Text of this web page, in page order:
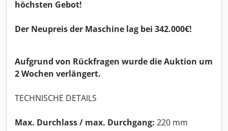
höchsten Gebot!
Der Neupreis der Maschine lag bei 342.000€!
Aufgrund von Rückfragen wurde die Auktion um
2 Wochen verlängert.
TECHNISCHE DETAILS
Max. Durchlass / max. Durchgang: 220 mm